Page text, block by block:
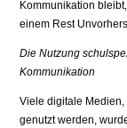
Kommunikation
einem Rest
Die Nutzung
Kommunikation
Viele digitale
genutzt werden,